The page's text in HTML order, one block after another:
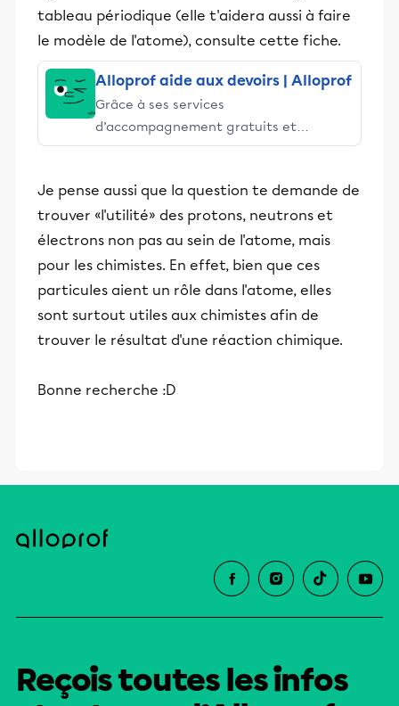
tableau périodique (elle t'aidera aussi à faire
le modèle de l'atome), consulte cette fiche.
Alloprof aide aux devoirs | Alloprof
Grâce à ses services
d’accompagnement gratuits et
stimulants, Alloprof engage les élèves
éducative.
Je pense aussi que la question te demande de
trouver «l'utilité» des protons, neutrons et
électrons non pas au sein de l'atome, mais
pour les chimistes. En effet, bien que ces
particules aient un rôle dans l'atome, elles
sont surtout utiles aux chimistes afin de
trouver le résultat d'une réaction chimique.
Bonne recherche :D
Reçois toutes les infos